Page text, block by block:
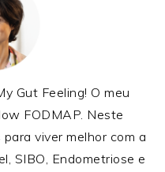
Gut Feeling! O meu
FODMAP. Neste
viver melhor com a
SIBO, Endometriose e